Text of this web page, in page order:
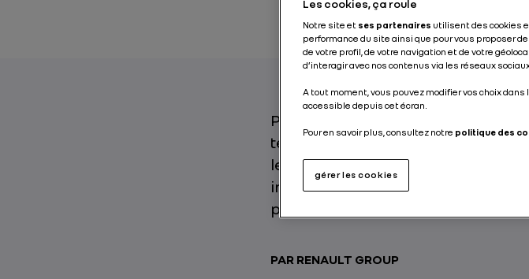
Publié le
Pare-brise gelé, joints collés ou
tendre avec les voitures. Il est
le confort autant que pour la
incontournables pour prendre
pendant la saison froide.
PAR RENAULT GROUP
Les cookies, ça roule
Notre site et ses partenaires utilisent des cookies
performance du site ainsi que pour vous proposer
de votre profil, de votre navigation et de votre
d’interagir avec nos contenus via les réseaux
A tout moment, vous pouvez modifier vos choix
accessible depuis cet écran.
Pour en savoir plus, consultez notre politique des
gérer les cookies